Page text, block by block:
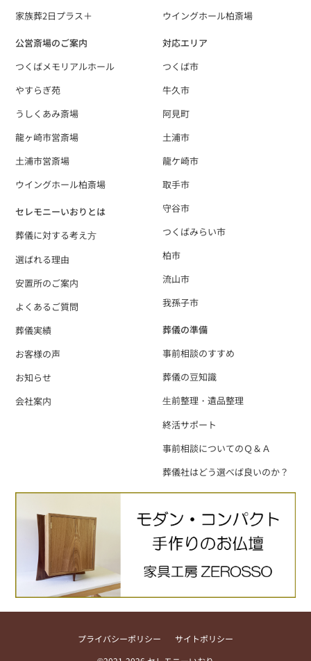
家族葬2日プラス＋
ウイングホール柏斎場
公営斎場のご案内
つくばメモリアルホール
やすらぎ苑
うしくあみ斎場
龍ヶ崎市営斎場
土浦市営斎場
ウイングホール柏斎場
対応エリア
つくば市
牛久市
阿見町
土浦市
龍ケ崎市
取手市
守谷市
つくばみらい市
柏市
流山市
我孫子市
セレモニーいおりとは
葬儀に対する考え⽅
選ばれる理由
安置所のご案内
よくあるご質問
葬儀実績
お客様の声
お知らせ
会社案内
葬儀の準備
事前相談のすすめ
葬儀の豆知識
⽣前整理・遺品整理
終活サポート
事前相談についてのＱ＆Ａ
葬儀社はどう選べば良いのか？
プライバシーポリシー
サイトポリシー